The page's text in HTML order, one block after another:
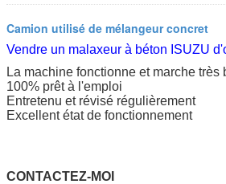
Camion utilisé de mélangeur concret
Vendre un malaxeur à béton ISUZU
La machine fonctionne et marche très
100% prêt à l'emploi
Entretenu et révisé régulièrement
Excellent état de fonctionnement
CONTACTEZ-MOI